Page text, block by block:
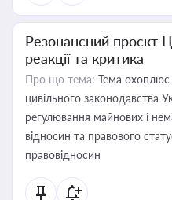
Резонансний проєкт
реакції та критика
Про що тема: Тема
цивільного законодавства
регулювання майнових і
відносин та правового
правовідносин